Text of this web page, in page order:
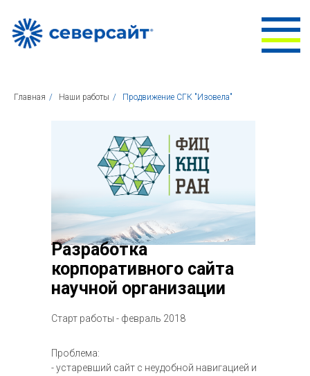
Главная / Наши работы / Продвижение СГК "Изовела"
Разработка
корпоративного сайта
научной организации
Старт работы - февраль 2018
Проблема:
- устаревший сайт с неудобной навигацией и